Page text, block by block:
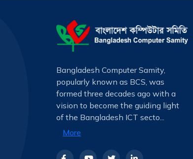
Bangladesh Computer Samity,
popularly known as BCS, was
formed three decades ago with a
vision to become the guiding light
of the Bangladesh ICT secto...
More